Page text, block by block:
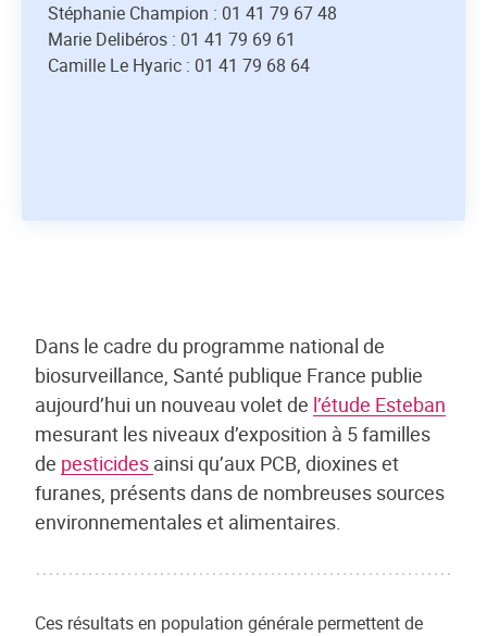
Stéphanie Champion : 01 41 79 67 48
Marie Delibéros : 01 41 79 69 61
Camille Le Hyaric : 01 41 79 68 64
Dans le cadre du programme national de
biosurveillance, Santé publique France publie
aujourd’hui un nouveau volet de l’étude Esteban
mesurant les niveaux d’exposition à 5 familles
de pesticides ainsi qu’aux PCB, dioxines et
furanes, présents dans de nombreuses sources
environnementales et alimentaires.
Ces résultats en population générale permettent de